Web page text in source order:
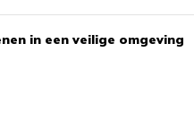
in een veilige omgeving